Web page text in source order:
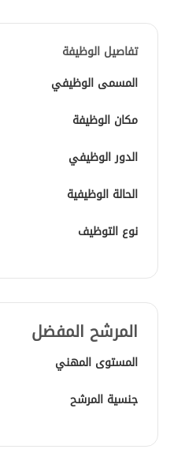
تفاصيل الوظيفة
المسمى الوظيفي
مكان الوظيفة
الدور الوظيفي
الحالة الوظيفية
نوع التوظيف
المرشح المفضل
المستوى المهني
جنسية المرشح